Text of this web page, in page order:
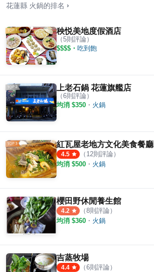
花蓮縣 火鍋的排名 ›
秧悦美地度假酒店
（5則評論）
$$$$ ・ 吃到飽
上老石鍋 花蓮旗艦店
（6則評論）
均消 $350 ・ 火鍋
紅瓦屋老地方文化美食餐廳
4.5 （ 12則評論）
均消 $500 ・ 火鍋
櫻田野休閒養生館
4.2 （8則評論）
均消 $360 ・ 火鍋
吉蒸牧場
4.4 （6則評論）